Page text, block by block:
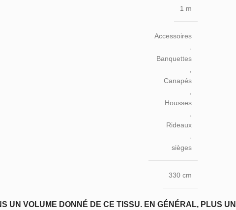
1 m
Accessoires
,
Banquettes
Canapés
Housses
Rideaux
,
sièges
330 cm
VOLUME DONNÉ DE CE TISSU. EN GÉNÉRAL, PLUS